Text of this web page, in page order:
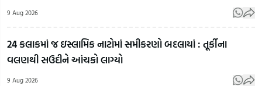
9 Aug 2026
24 કલાકમાં જ ઇસ્લામિક નાટોમાં સમીકરણો બદલાયાં : તૂર્કીના
વલણથી સઉદીને આંચકો લાગ્યો
9 Aug 2026
સિનિયર
કોંગી સાંસદ
રેણુકા
બાળકોને
લોલીપોપ
આજે